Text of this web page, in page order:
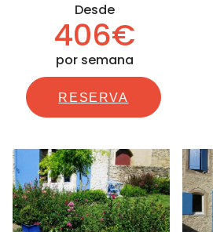
Desde
406€
por semana
RESERVA